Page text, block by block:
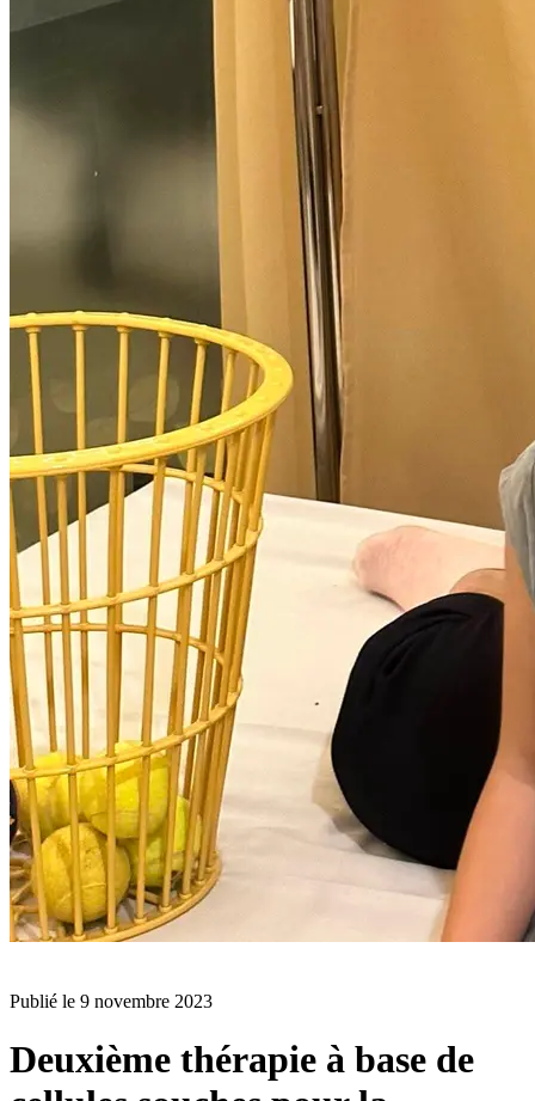
Publié le 9 novembre 2023
Deuxième thérapie à base de